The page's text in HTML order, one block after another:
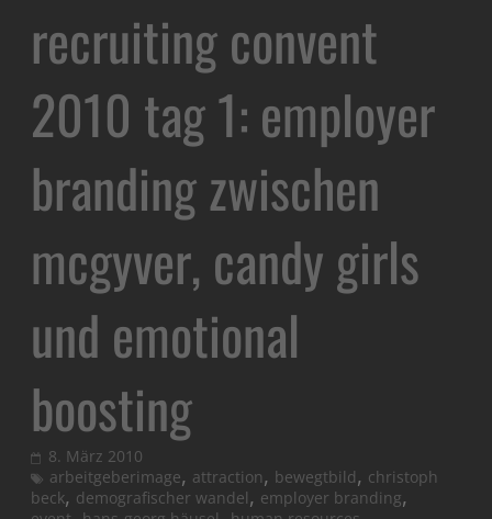
recruiting convent
2010 tag 1: employer
branding zwischen
mcgyver, candy girls
und emotional
boosting
8. März 2010
arbeitgeberimage, attraction, bewegtbild, christoph
beck, demografischer wandel, employer branding,